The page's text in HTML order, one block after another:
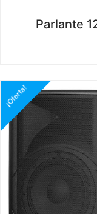
Parlante
¡Oferta!